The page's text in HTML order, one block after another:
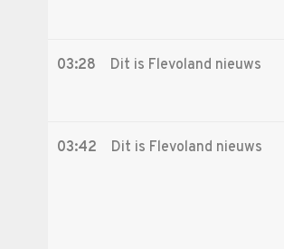
03:28 Dit is Flevoland nieuws
03:42 Dit is Flevoland nieuws